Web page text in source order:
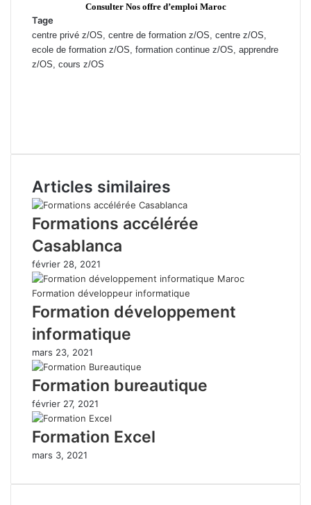
Consulter Nos offre d’emploi Maroc
Tage
centre privé z/OS, centre de formation z/OS, centre z/OS,
ecole de formation z/OS, formation continue z/OS, apprendre
z/OS, cours z/OS
Articles similaires
Formations accélérée
Casablanca
février 28, 2021
Formation développement
informatique
mars 23, 2021
Formation bureautique
février 27, 2021
Formation Excel
mars 3, 2021